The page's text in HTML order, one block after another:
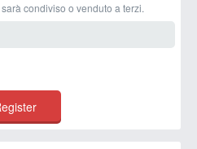
condiviso o venduto a terzi.